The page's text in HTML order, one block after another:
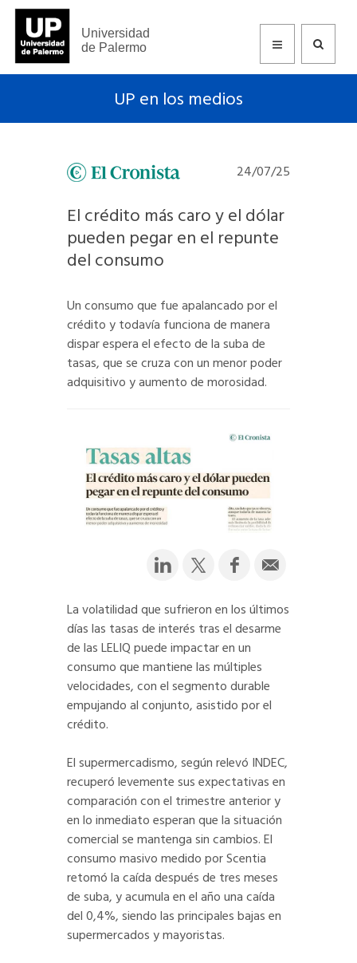
Universidad
de Palermo
UP en los medios
24/07/25
El crédito más caro y el dólar
pueden pegar en el repunte
del consumo
Un consumo que fue apalancado por el
crédito y todavía funciona de manera
dispar espera el efecto de la suba de
tasas, que se cruza con un menor poder
adquisitivo y aumento de morosidad.
La volatilidad que sufrieron en los últimos
días las tasas de interés tras el desarme
de las LELIQ puede impactar en un
consumo que mantiene las múltiples
velocidades, con el segmento durable
empujando al conjunto, asistido por el
crédito.
El supermercadismo, según relevó INDEC,
recuperó levemente sus expectativas en
comparación con el trimestre anterior y
en lo inmediato esperan que la situación
comercial se mantenga sin cambios. El
consumo masivo medido por Scentia
retomó la caída después de tres meses
de suba, y acumula en el año una caída
del 0,4%, siendo las principales bajas en
supermercados y mayoristas.